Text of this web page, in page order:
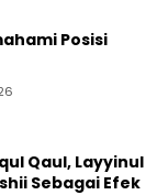
Posisi
Qaul, Layyinul
Sebagai Efek